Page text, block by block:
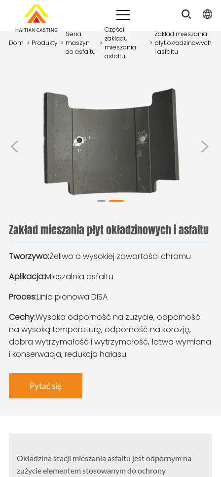
Dom > Produkty >
Seria
maszyn
do asfaltu
>
Części
zakładu
mieszania
asfaltu
>
Zakład mieszania
płyt okładzinowych
i asfaltu
>
<
Zakład mieszania płyt okładzinowych i asfaltu
Tworzywo:Żeliwo o wysokiej zawartości chromu
Aplikacja:Mieszalnia asfaltu
Proces:Linia pionowa DISA
Cechy:Wysoka odporność na zużycie, odporność
na wysoką temperaturę, odporność na korozję,
dobra wytrzymałość i wytrzymałość, łatwa wymiana
i konserwacja, redukcja hałasu.
Pytać się
Okładzina stacji mieszania asfaltu jest odpornym na
zużycie elementem stosowanym do ochrony